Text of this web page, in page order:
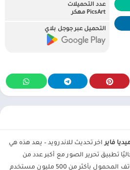
عدد التحميلات
PicsArt مهكر
التحميل عبر جوجل بلاي
اخر تحديث للاندرويد – يعد هذه هي
تطبيق تحرير الصور مع أكبر عدد من
المستخدمين على منصات الهاتف المحمول بأكثر من 500 مليون مستخدم